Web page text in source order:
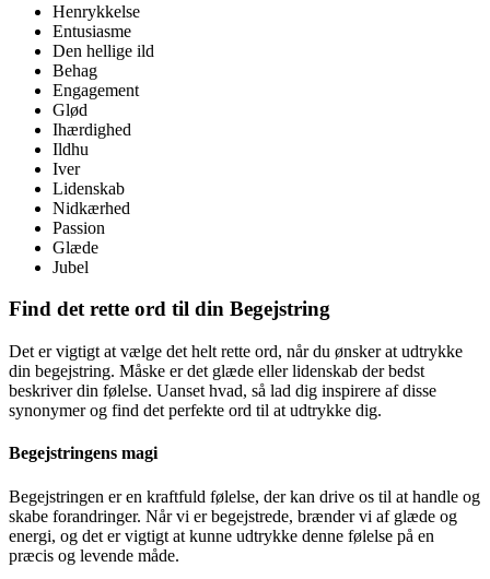
Henrykkelse
Entusiasme
Den hellige ild
Behag
Engagement
Glød
Ihærdighed
Ildhu
Iver
Lidenskab
Nidkærhed
Passion
Glæde
Jubel
Find det rette ord til din Begejstring
Det er vigtigt at vælge det helt rette ord, når du ønsker at udtrykke
din begejstring. Måske er det glæde eller lidenskab der bedst
beskriver din følelse. Uanset hvad, så lad dig inspirere af disse
synonymer og find det perfekte ord til at udtrykke dig.
Begejstringens magi
Begejstringen er en kraftfuld følelse, der kan drive os til at handle og
skabe forandringer. Når vi er begejstrede, brænder vi af glæde og
energi, og det er vigtigt at kunne udtrykke denne følelse på en
præcis og levende måde.